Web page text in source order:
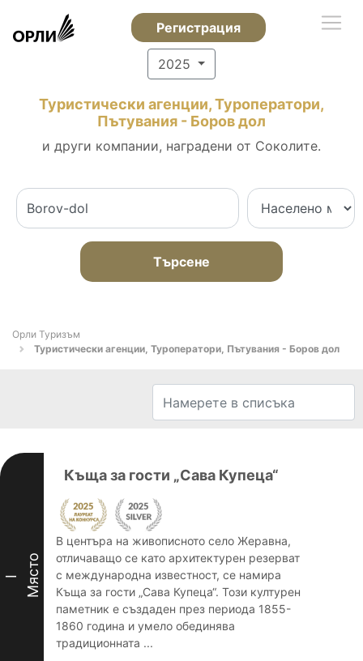
Регистрация
2025
Туристически агенции, Туроператори,
Пътувания - Боров дол
и други компании, наградени от Соколите.
Търсене
Орли Туризъм
Туристически агенции, Туроператори, Пътувания - Боров дол
I Място
Къща за гости „Сава Купеца“
В центъра на живописното село Жеравна,
отличаващо се като архитектурен резерват
с международна известност, се намира
Къща за гости „Сава Купеца“. Този културен
паметник е създаден през периода 1855-
1860 година и умело обединява
традиционната ...